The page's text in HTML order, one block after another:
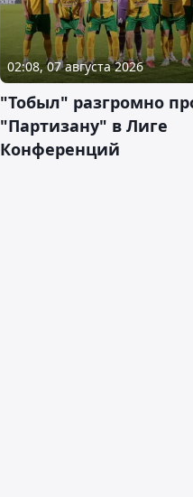
02:08, 07 августа 2026
"Тобыл" разгромно
"Партизану" в Лиге
Конференций